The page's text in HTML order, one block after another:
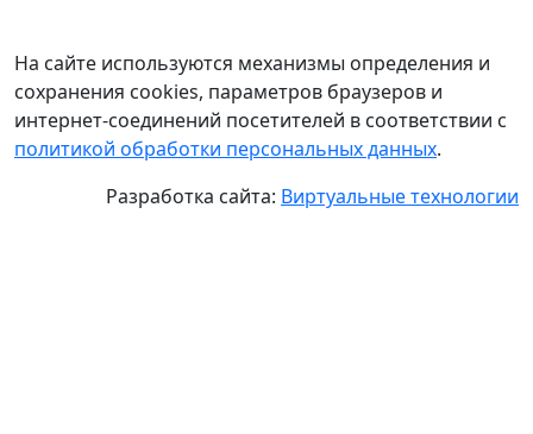
На сайте используются механизмы определения и
сохранения cookies, параметров браузеров и
интернет-соединений посетителей в соответствии с
политикой обработки персональных данных.
Разработка сайта: Виртуальные технологии